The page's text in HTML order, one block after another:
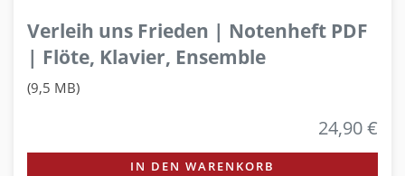
Verleih uns Frieden | Notenheft PDF
| Flöte, Klavier, Ensemble
(9,5 MB)
24,90 €
IN DEN WARENKORB